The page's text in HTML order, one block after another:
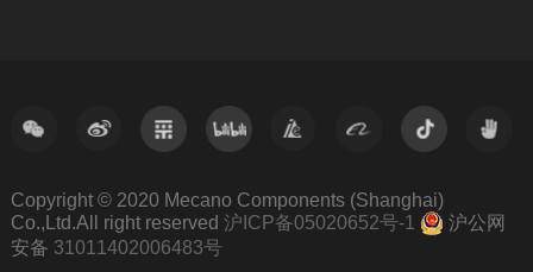
Copyright © 2020 Mecano Components (Shanghai)
Co.,Ltd.All right reserved 沪ICP备05020652号-1
沪公网
安备 31011402006483号